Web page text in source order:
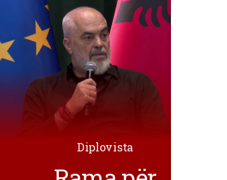
Diplovista